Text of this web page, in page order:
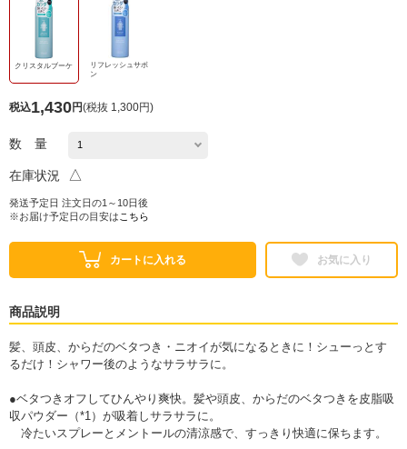
クリスタルブーケ
リフレッシュサボ
ン
税込1,430円(税抜 1,300円)
数 量
在庫状況 △
発送予定日 注文日の1～10日後
※お届け予定日の目安は こちら
カートに入れる お気に入り
商品説明
髪、頭皮、からだのベタつき・ニオイが気になるときに！シューっとす
るだけ！シャワー後のようなサラサラに。
●ベタつきオフしてひんやり爽快。髪や頭皮、からだのベタつきを皮脂吸
収パウダー（*1）が吸着しサラサラに。
冷たいスプレーとメントールの清涼感で、すっきり快適に保ちます。